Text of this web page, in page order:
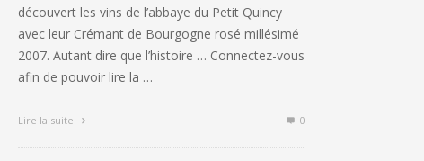
découvert les vins de l’abbaye du Petit Quincy
avec leur Crémant de Bourgogne rosé millésimé
2007. Autant dire que l’histoire … Connectez-vous
afin de pouvoir lire la …
Lire la suite 0